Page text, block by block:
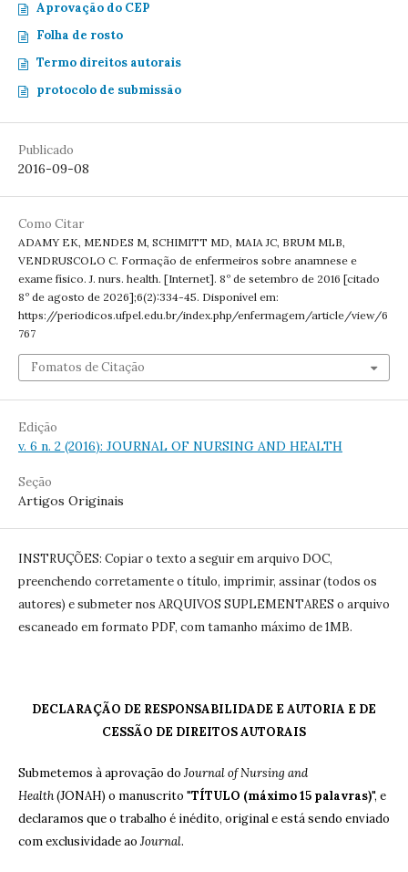
Aprovação do CEP
Folha de rosto
Termo direitos autorais
protocolo de submissão
Publicado
2016-09-08
Como Citar
ADAMY EK, MENDES M, SCHIMITT MD, MAIA JC, BRUM MLB,
VENDRUSCOLO C. Formação de enfermeiros sobre anamnese e
exame físico. J. nurs. health. [Internet]. 8º de setembro de 2016 [citado
8º de agosto de 2026];6(2):334-45. Disponível em:
https://periodicos.ufpel.edu.br/index.php/enfermagem/article/view/6
767
Fomatos de Citação
Edição
v. 6 n. 2 (2016): JOURNAL OF NURSING AND HEALTH
Seção
Artigos Originais
INSTRUÇÕES: Copiar o texto a seguir em arquivo DOC,
preenchendo corretamente o título, imprimir, assinar (todos os
autores) e submeter nos ARQUIVOS SUPLEMENTARES o arquivo
escaneado em formato PDF, com tamanho máximo de 1MB.
DECLARAÇÃO DE RESPONSABILIDADE E AUTORIA E DE
CESSÃO DE DIREITOS AUTORAIS
Submetemos à aprovação do Journal of Nursing and
Health(JONAH) o manuscrito "TÍTULO (máximo 15 palavras)", e
declaramos que o trabalho é inédito, original e está sendo enviado
com exclusividade ao Journal.